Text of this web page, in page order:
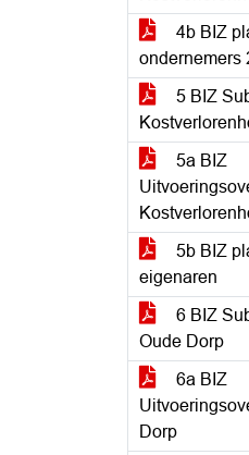
4b BIZ
ondernemers
5 BIZ
5a BIZ
5b BIZ
eigenaren
6 BIZ
Oude Dorp
6a BIZ
Dorp